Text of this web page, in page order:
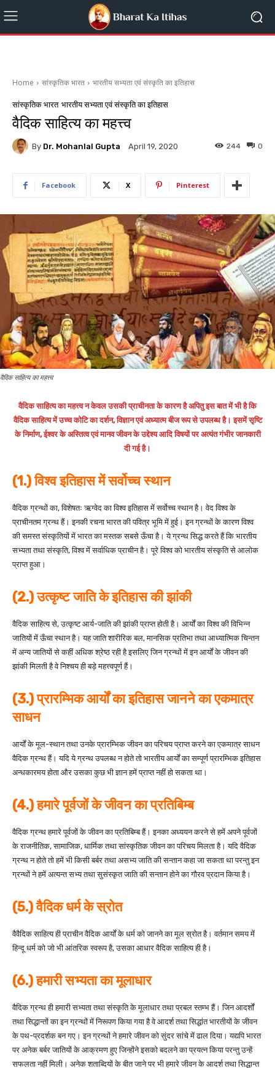
Home सांस्कृतिक भारत भारतीय सभ्यता एवं संस्कृति का इतिहास
सांस्कृतिक भारत भारतीय सभ्यता एवं संस्कृति का इतिहास
वैदिक साहित्य का महत्त्व
By Dr. Mohanlal Gupta April 19, 2020 0
244
Facebook X Pinterest
वैदिक साहित्य का महत्त्व
वैदिक साहित्य का महत्त्व न केवल उसकी प्राचीनता के कारण है अपितु इस बात में भी है कि
वैदिक साहित्य में उच्च कोटि का दर्शन, विज्ञान एवं अध्यात्म बीज रूप से उपलब्ध है। इसमें सृष्टि
के निर्माण, ईश्वर के अस्तित्व एवं मानव जीवन के उद्देश्य आदि विषयों पर अत्यंत गंभीर जानकारी
दी गई है।
(1.) विश्व इतिहास में सर्वोच्च स्थान
वैदिक ग्रन्थों का, विशेषतः ऋग्वेद का विश्व इतिहास में सर्वोच्च स्थान है। वेद विश्व के
प्राचीनतम ग्रन्थ हैं। इनकी रचना भारत की पवित्र भूमि में हुई। इन ग्रन्थों के कारण विश्व
की समस्त संस्कृतियों में भारत का मस्तक सबसे ऊँचा है। ये ग्रन्थ सिद्ध करते हैं कि भारतीय
सभ्यता तथा संस्कृति, विश्व में सर्वाधिक प्राचीन है। पूरे विश्व को भारतीय संस्कृति से आलोक
प्राप्त हुआ।
(2.) उत्कृष्ट जाति के इतिहास की झांकी
वैदिक साहित्य से, उत्कृष्ट आर्य-जाति की झांकी प्राप्त होती है। आर्यों का विश्व की विभिन्न
जातियों में ऊँचा स्थान है। यह जाति शारीरिक बल, मानसिक प्रतिभा तथा आध्यात्मिक चिन्तन
में अन्य जातियों से कहीं अधिक श्रेष्ठ रही है इसलिए जिन ग्रन्थों में इन आर्यों के जीवन की
झांकी मिलती है वे निश्चय ही बड़े महत्त्वपूर्ण हैं।
(3.) प्रारम्भिक आर्यों का इतिहास जानने का एकमात्र
साधन
आर्यों के मूल-स्थान तथा उनके प्रारम्भिक जीवन का परिचय प्राप्त करने का एकमात्र साधन
वैदिक ग्रन्थ हैं। यदि ये ग्रन्थ उपलब्ध न होते तो भारतीय आर्यों का सम्पूर्ण प्रारम्भिक इतिहास
अन्धकारमय होता और उसका कुछ भी ज्ञान हमें प्राप्त नहीं हो सकता था।
(4.) हमारे पूर्वजों के जीवन का प्रतिबिम्ब
वैदिक ग्रन्थ हमारे पूर्वजों के जीवन का प्रतिबिम्ब हैं। इनका अध्ययन करने से हमें अपने पूर्वजों
के राजनीतिक, सामाजिक, धार्मिक तथा सांस्कृतिक जीवन का परिचय मिलता है। यदि वैदिक
ग्रन्थ न होते तो हमें भी किसी बर्बर तथा असभ्य जाति की सन्तान कहा जा सकता था परन्तु इन
ग्रन्थों ने हमें अत्यन्त सभ्य तथा सुसंस्कृत जाति की सन्तान होने का गौरव प्रदान किया है।
(5.) वैदिक धर्म के स्रोत
वैवैदिक साहित्य ही प्राचीन वैदिक आर्यों के धर्म को जानने का मूल स्रोत है। वर्तमान समय में
हिन्दू धर्म को जो भी आंतरिक स्वरूप है, उसका आधार वैदिक साहित्य ही है।
(6.) हमारी सभ्यता का मूलाधार
वैदिक ग्रन्थ ही हमारी सभ्यता तथा संस्कृति के मूलाधार तथा प्रबल स्तम्भ हैं। जिन आदर्शों
तथा सिद्धान्तों का इन ग्रन्थों में निरूपण किया गया है वे आदर्श तथा सिद्धांत भारतीयों के जीवन
के पथ-प्रदर्शक बन गए। इन ग्रन्थों ने हमारे जीवन को सुंदर सांचे में ढाल दिया। यद्यपि भारत
पर अनेक बर्बर जातियों के आक्रमण हुए जिन्होंने इसको बदलने का प्रयत्न किया परन्तु उन्हें
सफलता नहीं मिली। अनेक शताब्दियों के बीत जाने पर भी हमारे जीवन के आदर्श तथा सिद्धान्त